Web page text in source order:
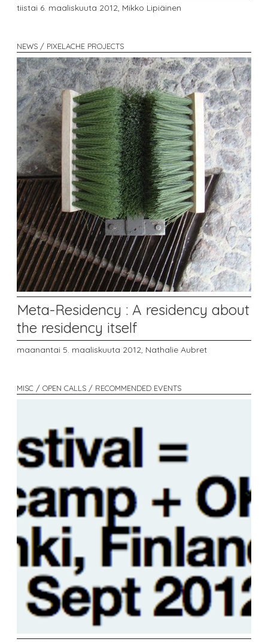
tiistai 6. maaliskuuta 2012, Mikko Lipiäinen
NEWS / PIXELACHE PROJECTS
Meta-Residency : A residency about
the residency itself
maanantai 5. maaliskuuta 2012, Nathalie Aubret
MISC / OPEN CALLS / RECOMMENDED EVENTS